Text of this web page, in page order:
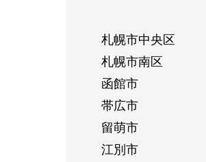
札幌市中央区
札幌市南区
函館市
帯広市
留萌市
江別市